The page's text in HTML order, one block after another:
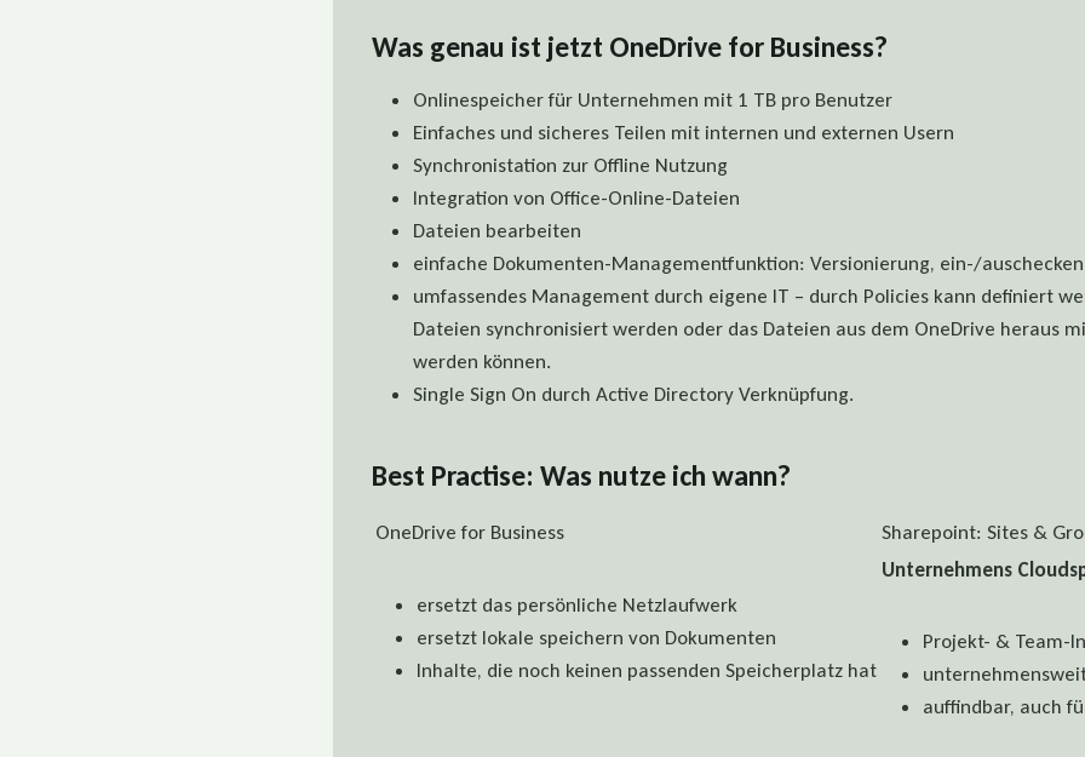
Was genau ist jetzt OneDrive for Business?
Onlinespeicher für Unternehmen mit 1 TB pro Benutzer
Einfaches und sicheres Teilen mit internen und externen Usern
Synchronistation zur Offline Nutzung
Integration von Office-Online-Dateien
Dateien bearbeiten
einfache Dokumenten-Managementfunktion: Versionierung, ein-/auschecken
umfassendes Management durch eigene IT – durch Policies kann definiert
Dateien synchronisiert werden oder das Dateien aus dem OneDrive heraus
werden können.
Single Sign On durch Active Directory Verknüpfung.
Best Practise: Was nutze ich wann?
OneDrive for Business Sharepoint: Sites &
ersetzt das persönliche Netzlaufwerk
ersetzt lokale speichern von Dokumenten
Inhalte, die noch keinen passenden Speicherplatz hat
Unternehmens
Projekt- & Team-
auffindbar, auch